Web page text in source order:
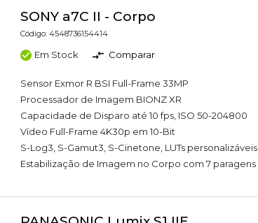
SONY a7C II - Corpo
Código: 4548736154414
Em Stock Comparar
Sensor Exmor R BSI Full-Frame 33MP
Processador de Imagem BIONZ XR
Capacidade de Disparo até 10 fps, ISO 50-204800
Vídeo Full-Frame 4K30p em 10-Bit
S-Log3, S-Gamut3, S-Cinetone, LUTs personalizáveis
Estabilização de Imagem no Corpo com 7 paragens